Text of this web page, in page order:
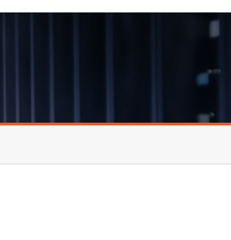
호남권연구본부
기획본부
연구원
주요업